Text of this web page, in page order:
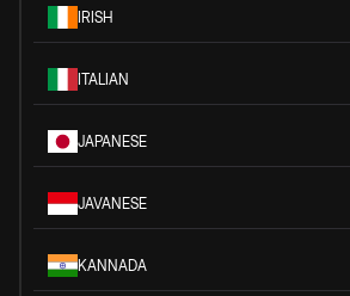
IRISH
ITALIAN
JAPANESE
JAVANESE
KANNADA